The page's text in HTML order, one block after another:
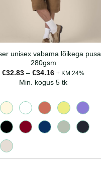
unisex vabama lõikega pusa
280gsm
€32.83 – €34.16Hinnavahemik:
€32.83
kuni
+ KM 24%
Min. kogus 5 tk